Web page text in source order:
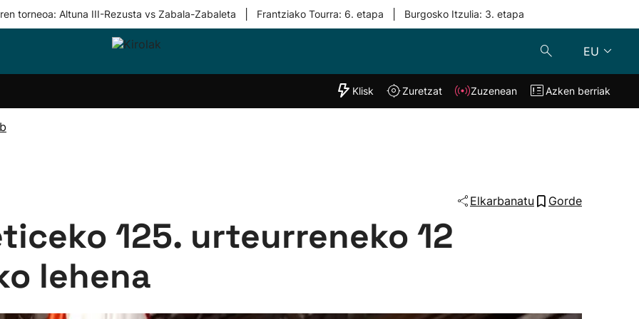
torneoa: Altuna III-Rezusta vs Zabala-Zabaleta Frantziako Tourra: 6. etapa Burgosko Itzulia: 3. etapa
EU
Taldeak
"Helmuga"
Klisk Zuzenean
Klisk Zuretzat Zuzenean Azken berriak
Elkarbanatu Gorde
125. urteurreneko 12
lehena